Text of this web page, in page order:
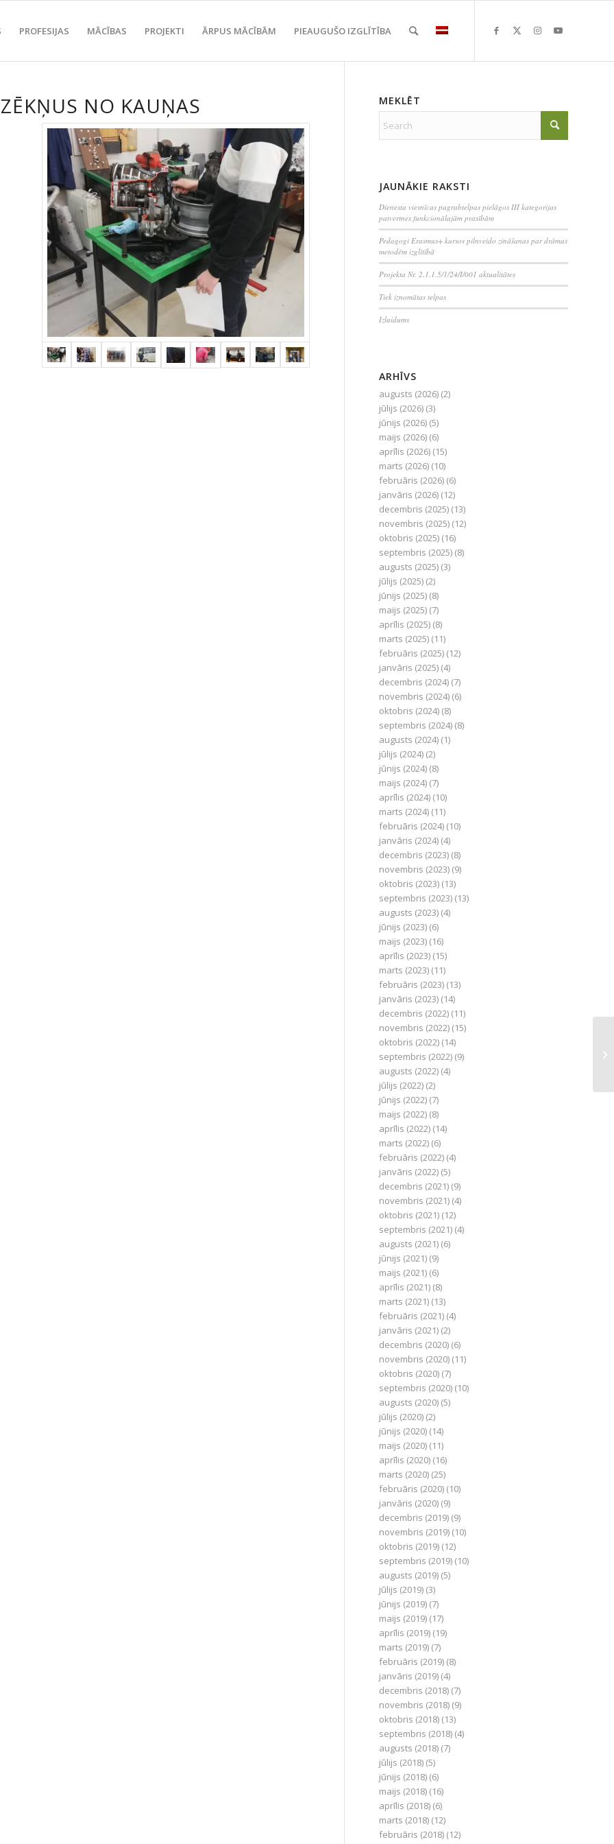
PROFESIJAS MĀCĪBAS PROJEKTI ĀRPUS MĀCĪBĀM PIEAUGUŠO IZGLĪTĪBA
NO KAUŅAS MEKLĒT
JAUNĀKIE RAKSTI
Dienesta viesnīcas pagrabtelpas pielāgos III kategorijas
patvertnes funkcionālajām prasībām
Pedagogi Erasmus+ kursos pilnveido zināšanas par drāmas
metodēm izglītībā
Projekta Nr. 2.1.1.5/1/24/I/001 aktualitātes
Tiek iznomātas telpas
Izlaidums
ARHĪVS
augusts (2026) (2)
jūlijs (2026) (3)
jūnijs (2026) (5)
maijs (2026) (6)
aprīlis (2026) (15)
marts (2026) (10)
februāris (2026) (6)
janvāris (2026) (12)
decembris (2025) (13)
novembris (2025) (12)
oktobris (2025) (16)
septembris (2025) (8)
augusts (2025) (3)
jūlijs (2025) (2)
jūnijs (2025) (8)
maijs (2025) (7)
aprīlis (2025) (8)
marts (2025) (11)
februāris (2025) (12)
janvāris (2025) (4)
decembris (2024) (7)
novembris (2024) (6)
oktobris (2024) (8)
septembris (2024) (8)
augusts (2024) (1)
jūlijs (2024) (2)
jūnijs (2024) (8)
maijs (2024) (7)
aprīlis (2024) (10)
marts (2024) (11)
februāris (2024) (10)
janvāris (2024) (4)
decembris (2023) (8)
novembris (2023) (9)
oktobris (2023) (13)
septembris (2023) (13)
augusts (2023) (4)
jūnijs (2023) (6)
maijs (2023) (16)
aprīlis (2023) (15)
marts (2023) (11)
februāris (2023) (13)
janvāris (2023) (14)
decembris (2022) (11)
novembris (2022) (15)
oktobris (2022) (14)
septembris (2022) (9)
augusts (2022) (4)
jūlijs (2022) (2)
jūnijs (2022) (7)
maijs (2022) (8)
aprīlis (2022) (14)
marts (2022) (6)
februāris (2022) (4)
janvāris (2022) (5)
decembris (2021) (9)
novembris (2021) (4)
oktobris (2021) (12)
septembris (2021) (4)
augusts (2021) (6)
jūnijs (2021) (9)
maijs (2021) (6)
aprīlis (2021) (8)
marts (2021) (13)
februāris (2021) (4)
janvāris (2021) (2)
decembris (2020) (6)
novembris (2020) (11)
oktobris (2020) (7)
septembris (2020) (10)
augusts (2020) (5)
jūlijs (2020) (2)
jūnijs (2020) (14)
maijs (2020) (11)
aprīlis (2020) (16)
marts (2020) (25)
februāris (2020) (10)
janvāris (2020) (9)
decembris (2019) (9)
novembris (2019) (10)
oktobris (2019) (12)
septembris (2019) (10)
augusts (2019) (5)
jūlijs (2019) (3)
jūnijs (2019) (7)
maijs (2019) (17)
aprīlis (2019) (19)
marts (2019) (7)
februāris (2019) (8)
janvāris (2019) (4)
decembris (2018) (7)
novembris (2018) (9)
oktobris (2018) (13)
septembris (2018) (4)
augusts (2018) (7)
jūlijs (2018) (5)
jūnijs (2018) (6)
maijs (2018) (16)
aprīlis (2018) (6)
marts (2018) (12)
februāris (2018) (12)